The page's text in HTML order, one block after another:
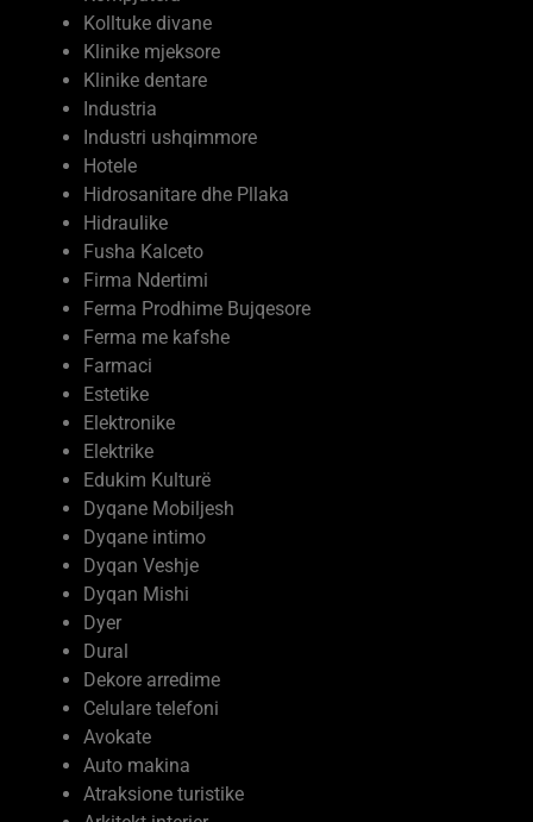
Klinike dentare
Industria
Industri ushqimmore
Hotele
Hidrosanitare dhe Pllaka
Hidraulike
Fusha Kalceto
Firma Ndertimi
Ferma Prodhime Bujqesore
Ferma me kafshe
Farmaci
Estetike
Elektronike
Elektrike
Edukim Kulturë
Dyqane Mobiljesh
Dyqane intimo
Dyqan Veshje
Dyqan Mishi
Dyer
Dural
Dekore arredime
Celulare telefoni
Avokate
Auto makina
Atraksione turistike
Arkitekt interier
Argëtimi